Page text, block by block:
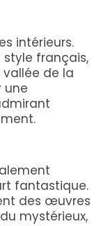
intérieurs.
style français,
de la
une
fantastique.
des œuvres
mystérieux,